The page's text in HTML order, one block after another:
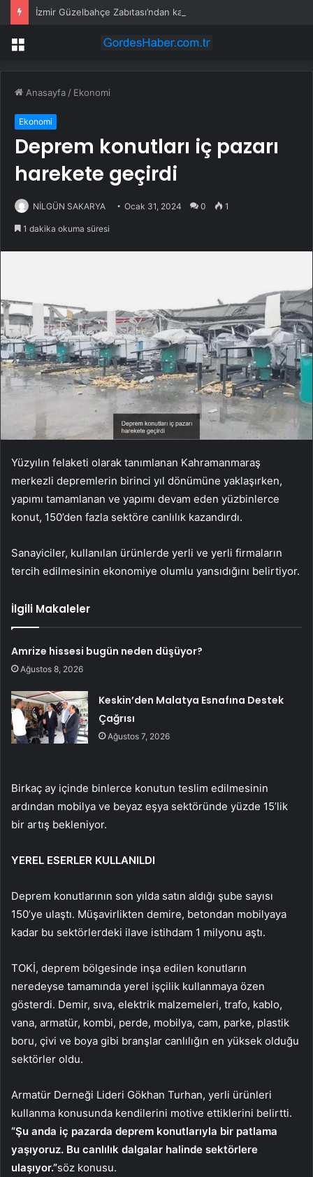
İzmir Güzelbahçe Zabıtası’ndan kapsamlı gıda denetimi
Menü
Anasayfa / Ekonomi
Ekonomi
Deprem konutları iç pazarı
harekete geçirdi
NİLGÜN SAKARYA Ocak 31, 2024 0 1
1 dakika okuma süresi
Yüzyılın felaketi olarak tanımlanan Kahramanmaraş
merkezli depremlerin birinci yıl dönümüne yaklaşırken,
yapımı tamamlanan ve yapımı devam eden yüzbinlerce
konut, 150’den fazla sektöre canlılık kazandırdı.
Sanayiciler, kullanılan ürünlerde yerli ve yerli firmaların
tercih edilmesinin ekonomiye olumlu yansıdığını belirtiyor.
İlgili Makaleler
Amrize hissesi bugün neden düşüyor?
Ağustos 8, 2026
Keskin’den Malatya Esnafına Destek
Çağrısı
Ağustos 7, 2026
Birkaç ay içinde binlerce konutun teslim edilmesinin
ardından mobilya ve beyaz eşya sektöründe yüzde 15’lik
bir artış bekleniyor.
YEREL ESERLER KULLANILDI
Deprem konutlarının son yılda satın aldığı şube sayısı
150’ye ulaştı. Müşavirlikten demire, betondan mobilyaya
kadar bu sektörlerdeki ilave istihdam 1 milyonu aştı.
TOKİ, deprem bölgesinde inşa edilen konutların
neredeyse tamamında yerel işçilik kullanmaya özen
gösterdi. Demir, sıva, elektrik malzemeleri, trafo, kablo,
vana, armatür, kombi, perde, mobilya, cam, parke, plastik
boru, çivi ve boya gibi branşlar canlılığın en yüksek olduğu
sektörler oldu.
Armatür Derneği Lideri Gökhan Turhan, yerli ürünleri
kullanma konusunda kendilerini motive ettiklerini belirtti.
“Şu anda iç pazarda deprem konutlarıyla bir patlama
yaşıyoruz. Bu canlılık dalgalar halinde sektörlere
ulaşıyor.”söz konusu.